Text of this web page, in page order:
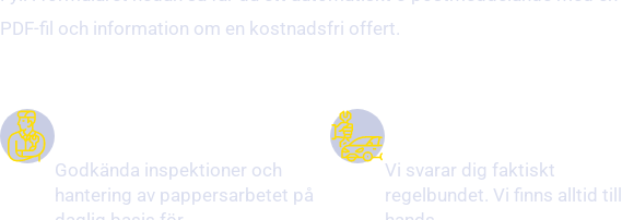
PDF-fil och information om en kostnadsfri offert.
Godkända inspektioner och
hantering av pappersarbetet på
Vi svarar dig faktiskt
regelbundet. Vi finns alltid till